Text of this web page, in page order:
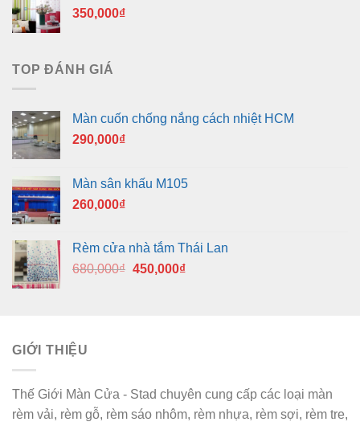
350,000₫
TOP ĐÁNH GIÁ
Màn cuốn chống nắng cách nhiệt HCM
290,000₫
Màn sân khấu M105
260,000₫
Rèm cửa nhà tắm Thái Lan
680,000₫ Giá
450,000₫Giá
GIỚI THIỆU
Thế Giới Màn Cửa - Stad chuyên cung cấp các loại màn
rèm vải, rèm gỗ, rèm sáo nhôm, rèm nhựa, rèm sợi, rèm tre,